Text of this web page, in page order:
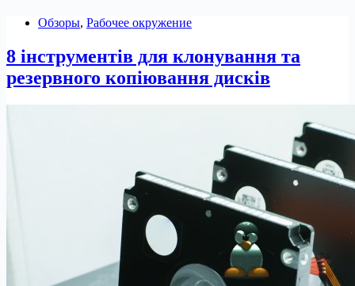
Обзоры, Рабочее окружение
8 інструментів для клонування та
резервного копіювання дисків